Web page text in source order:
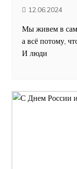
12.06.2024
Мы живем в
а всё потому,
И люди